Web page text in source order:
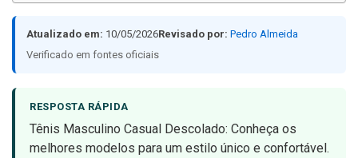
Atualizado em: 10/05/2026Revisado por: Pedro Almeida
Verificado em fontes oficiais
RESPOSTA RÁPIDA
Tênis Masculino Casual Descolado: Conheça os
melhores modelos para um estilo único e confortável.